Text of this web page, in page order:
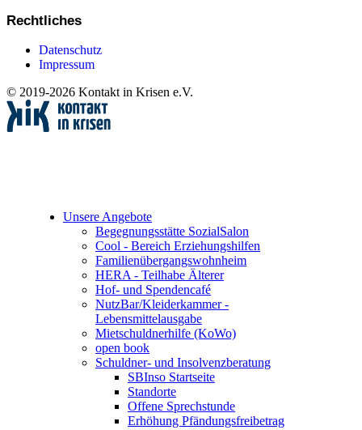
Rechtliches
Datenschutz
Impressum
© 2019-2026 Kontakt in Krisen e.V.
Unsere Angebote
Begegnungsstätte SozialSalon
Cool - Bereich Erziehungshilfen
Familienübergangswohnheim
HERA - Teilhabe Älterer
Hof- und Spendencafé
NutzBar/Kleiderkammer -
Lebensmittelausgabe
Mietschuldnerhilfe (KoWo)
open book
Schuldner- und Insolvenzberatung
SBInso Startseite
Standorte
Offene Sprechstunde
Erhöhung Pfändungsfreibetrag